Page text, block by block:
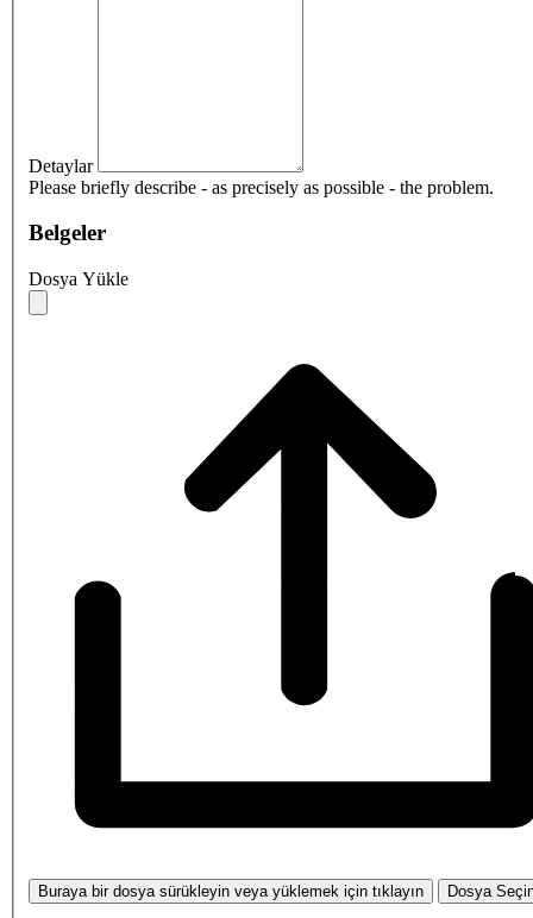
Detaylar
Please briefly describe - as precisely as possible - the problem.
Belgeler
Dosya Yükle
Buraya bir dosya sürükleyin veya yüklemek için tıklayın Dosya